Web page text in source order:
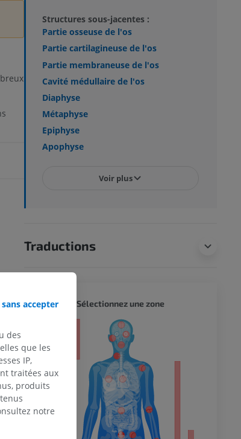
Structures sous-jacentes :
Partie osseuse de l'os
Partie cartilagineuse de l'os
Partie membraneuse de l'os
Cavité médullaire de l'os
Diaphyse
Métaphyse
Epiphyse
Apophyse
Voir plus
Traductions
Sélectionnez une zone
accepter
des
que les
IP,
traitées aux
produits
notre